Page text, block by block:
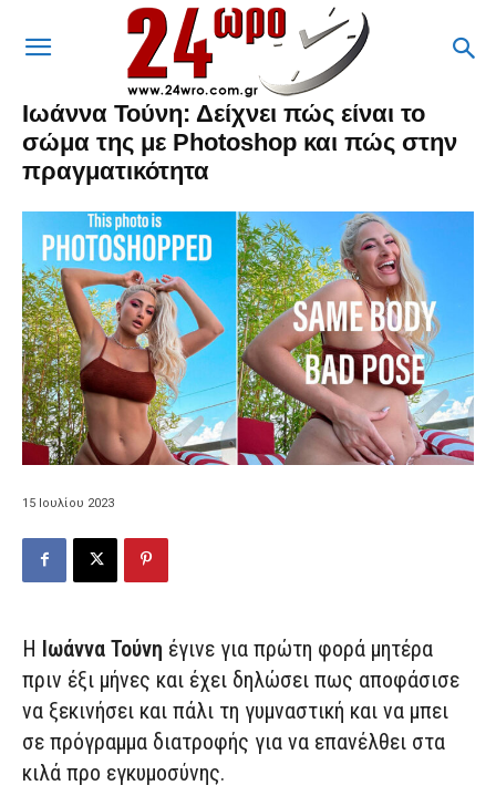
Ιωάννα Τούνη: Δείχνει πώς είναι το
σώμα της με Photoshop και πώς στην
πραγματικότητα
15 Ιουλίου 2023
Η Ιωάννα Τούνη έγινε για πρώτη φορά μητέρα
πριν έξι μήνες και έχει δηλώσει πως αποφάσισε
να ξεκινήσει και πάλι τη γυμναστική και να μπει
σε πρόγραμμα διατροφής για να επανέλθει στα
κιλά προ εγκυμοσύνης.